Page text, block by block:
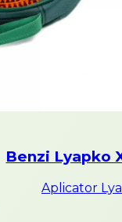
Benzi Lyapko
Aplicator